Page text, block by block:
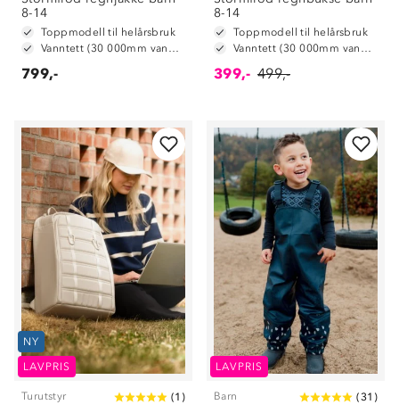
8-14
Toppmodell til helårsbruk
Vanntett (30 000mm vannsøyle)
799,-
8-14
Toppmodell til helårsbruk
Vanntett (30 000mm vannsøyle)
399,- 499,-
NY
LAVPRIS
Turutstyr (1 )
LAVPRIS
Barn (31 )